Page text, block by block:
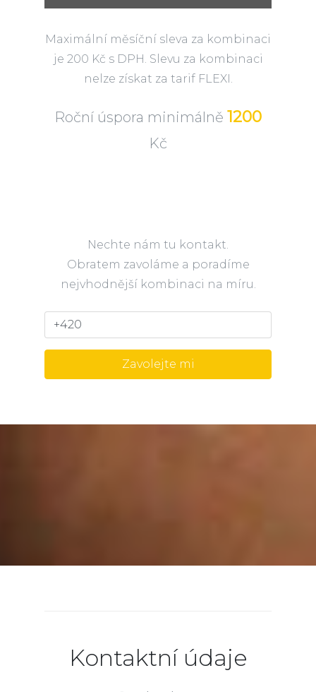
Maximální měsíční sleva za kombinaci
je 200 Kč s DPH. Slevu za kombinaci
nelze získat za tarif FLEXI.
Roční úspora minimálně 1200
Kč
Nechte nám tu kontakt.
Obratem zavoláme a poradíme
nejvhodnější kombinaci na míru.
Kontaktní údaje